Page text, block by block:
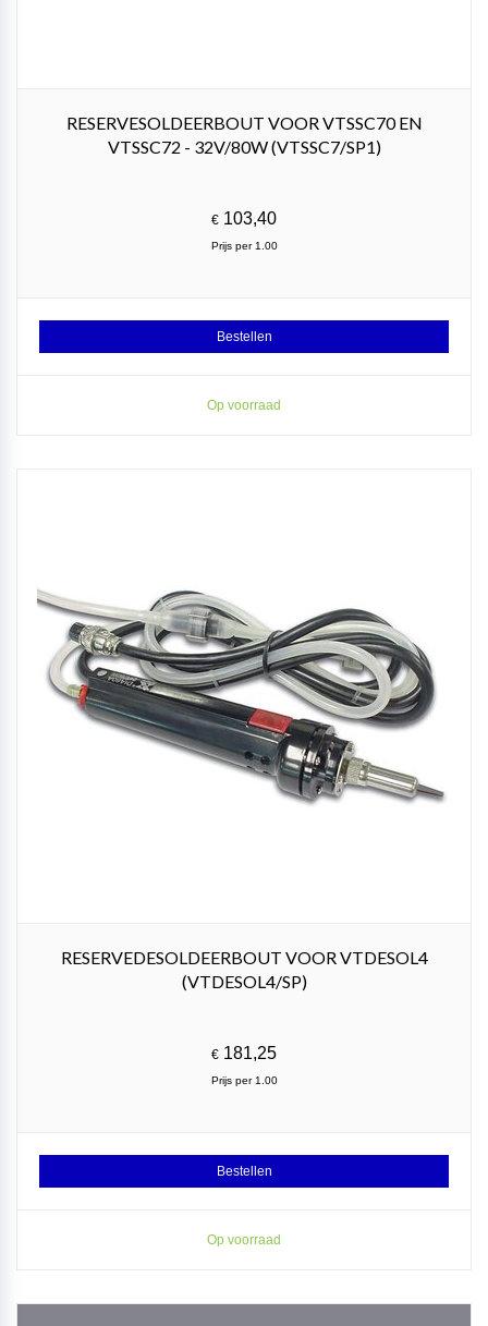
RESERVESOLDEERBOUT VOOR VTSSC70 EN
VTSSC72 - 32V/80W (VTSSC7/SP1)
€ 103,40
Prijs per 1.00
Bestellen
Op voorraad
RESERVEDESOLDEERBOUT VOOR VTDESOL4
(VTDESOL4/SP)
€ 181,25
Prijs per 1.00
Bestellen
Op voorraad